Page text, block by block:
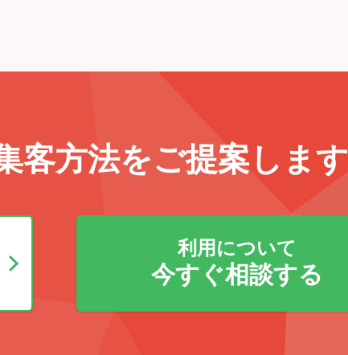
客方法をご提案します
利用について
今すぐ相談する